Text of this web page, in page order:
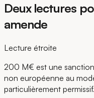
Deux lectures
amende
Lecture étroite
200 M€ est une
non européenne au
particulièrement